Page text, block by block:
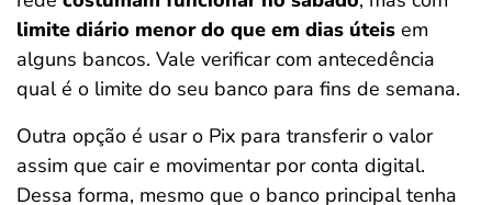
limite diário menor do que em dias úteis em
alguns bancos. Vale verificar com antecedência
qual é o limite do seu banco para fins de semana.
Outra opção é usar o Pix para transferir o valor
assim que cair e movimentar por conta digital.
Dessa forma, mesmo que o banco principal tenha